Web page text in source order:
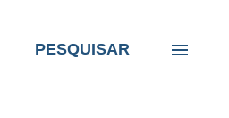
PESQUISAR